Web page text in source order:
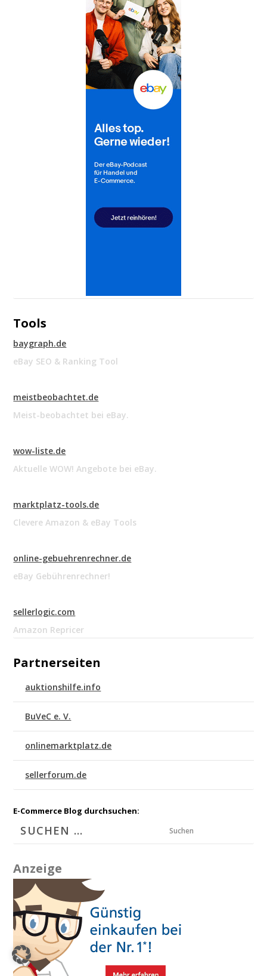
Tools
baygraph.de
eBay SEO & Ranking Tool
meistbeobachtet.de
Meist-beobachtet bei eBay.
wow-liste.de
Aktuelle WOW! Angebote bei eBay.
marktplatz-tools.de
Clevere Amazon & eBay Tools
online-gebuehrenrechner.de
eBay Gebührenrechner!
sellerlogic.com
Amazon Repricer
Partnerseiten
auktionshilfe.info
BuVeC e. V.
onlinemarktplatz.de
sellerforum.de
E-Commerce Blog durchsuchen:
Suchen
Anzeige